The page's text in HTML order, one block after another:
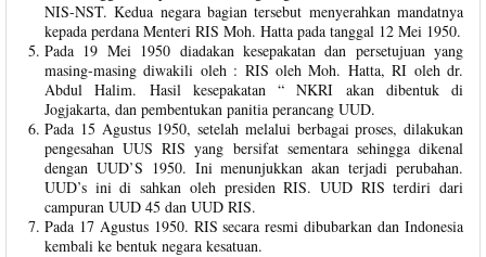
NIS-NST. Kedua negara bagian tersebut menyerahkan mandatnya
kepada perdana Menteri RIS Moh. Hatta pada tanggal 12 Mei 1950.
Pada 19 Mei 1950 diadakan kesepakatan dan persetujuan yang
masing-masing diwakili oleh : RIS oleh Moh. Hatta, RI oleh dr.
Abdul Halim. Hasil kesepakatan “ NKRI akan dibentuk di
Jogjakarta, dan pembentukan panitia perancang UUD.
Pada 15 Agustus 1950, setelah melalui berbagai proses, dilakukan
pengesahan UUS RIS yang bersifat sementara sehingga dikenal
dengan UUD’S 1950. Ini menunjukkan akan terjadi perubahan.
UUD’s ini di sahkan oleh presiden RIS. UUD RIS terdiri dari
campuran UUD 45 dan UUD RIS.
Pada 17 Agustus 1950. RIS secara resmi dibubarkan dan Indonesia
kembali ke bentuk negara kesatuan.